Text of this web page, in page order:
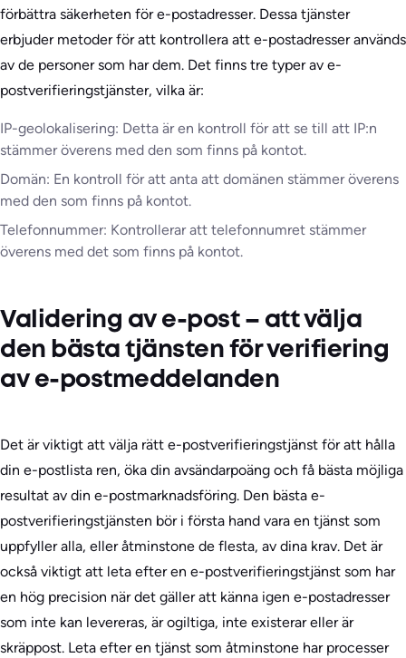
förbättra säkerheten för e-postadresser. Dessa tjänster
erbjuder metoder för att kontrollera att e-postadresser används
av de personer som har dem. Det finns tre typer av e-
postverifieringstjänster, vilka är:
IP-geolokalisering: Detta är en kontroll för att se till att IP:n
stämmer överens med den som finns på kontot.
Domän: En kontroll för att anta att domänen stämmer överens
med den som finns på kontot.
Telefonnummer: Kontrollerar att telefonnumret stämmer
överens med det som finns på kontot.
Validering av e-post – att välja
den bästa tjänsten för verifiering
av e-postmeddelanden
Det är viktigt att välja rätt e-postverifieringstjänst för att hålla
din e-postlista ren, öka din avsändarpoäng och få bästa möjliga
resultat av din e-postmarknadsföring. Den bästa e-
postverifieringstjänsten bör i första hand vara en tjänst som
uppfyller alla, eller åtminstone de flesta, av dina krav. Det är
också viktigt att leta efter en e-postverifieringstjänst som har
en hög precision när det gäller att känna igen e-postadresser
som inte kan levereras, är ogiltiga, inte existerar eller är
skräppost. Leta efter en tjänst som åtminstone har processer